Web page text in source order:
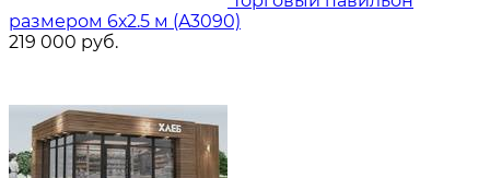
размером 6х2.5 м (A3090)
219 000 руб.